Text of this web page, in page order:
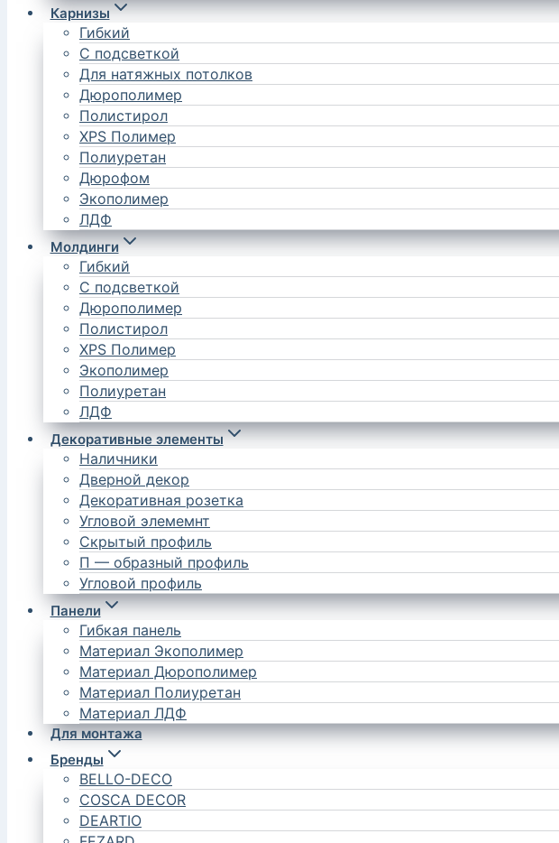
Карнизы
Гибкий
С подсветкой
Для натяжных потолков
Дюрополимер
Полистирол
XPS Полимер
Полиуретан
Дюрофом
Экополимер
ЛДФ
Молдинги
Гибкий
С подсветкой
Дюрополимер
Полистирол
XPS Полимер
Экополимер
Полиуретан
ЛДФ
Декоративные элементы
Наличники
Дверной декор
Декоративная розетка
Угловой элемемнт
Скрытый профиль
П — образный профиль
Угловой профиль
Панели
Гибкая панель
Материал Экополимер
Материал Дюрополимер
Материал Полиуретан
Материал ЛДФ
Для монтажа
Бренды
BELLO-DECO
COSCA DECOR
DEARTIO